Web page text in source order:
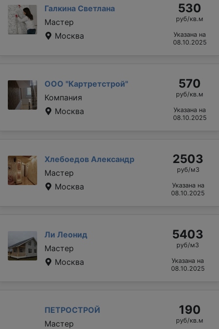
Галкина Светлана
Мастер
Москва
530
руб/кв.м
Указана на
08.10.2025
ООО "Картретстрой"
Компания
Москва
570
руб/кв.м
Указана на
08.10.2025
Хлебоедов Александр
Мастер
Москва
2503
руб/м3
Указана на
08.10.2025
Ли Леонид
Мастер
Москва
5403
руб/м3
Указана на
08.10.2025
ПЕТРОСТРОЙ
Мастер
190
руб/кв.м